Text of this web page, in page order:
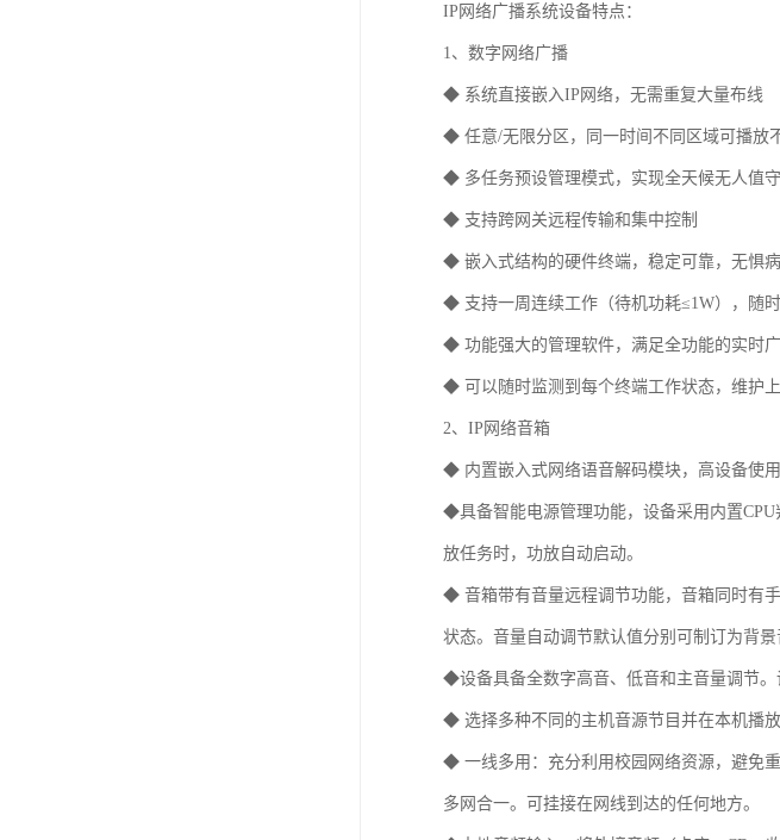
IP网络广播系统设备特点：
1、数字网络广播
◆ 系统直接嵌入IP网络，无需重复大量布线
◆ 任意/无限分区，同一时间不同区域可播放
◆ 多任务预设管理模式，实现全天候无人值守
◆ 支持跨网关远程传输和集中控制
◆ 嵌入式结构的硬件终端，稳定可靠，无惧
◆ 支持一周连续工作（待机功耗≤1W），随
◆ 功能强大的管理软件，满足全功能的实时
◆ 可以随时监测到每个终端工作状态，维护
2、IP网络音箱
◆ 内置嵌入式网络语音解码模块，高设备使用
◆具备智能电源管理功能，设备采用内置
放任务时，功放自动启动。
◆ 音箱带有音量远程调节功能，音箱同时有
状态。音量自动调节默认值分别可制订为背
◆设备具备全数字高音、低音和主音量调节
◆ 选择多种不同的主机音源节目并在本机播
◆ 一线多用：充分利用校园网络资源，避免
多网合一。可挂接在网线到达的任何地方。